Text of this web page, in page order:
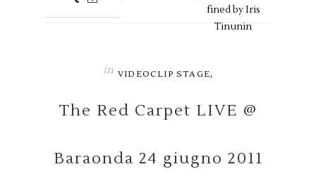
fined byIris
Tinunin
in VIDEOCLIP STAGE,
The Red Carpet LIVE @
Baraonda 24 giugno 2011